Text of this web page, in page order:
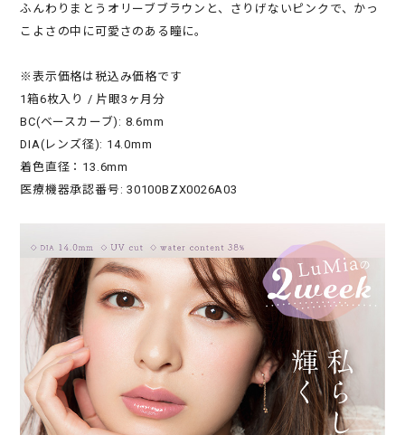
ふんわりまとうオリーブブラウンと、さりげないピンクで、かっ
こよさの中に可愛さのある瞳に。
※表示価格は税込み価格です
1箱6枚入り / 片眼3ヶ月分
BC(ベースカーブ): 8.6mm
DIA(レンズ径): 14.0mm
着色直径：13.6mm
医療機器承認番号: 30100BZX0026A03